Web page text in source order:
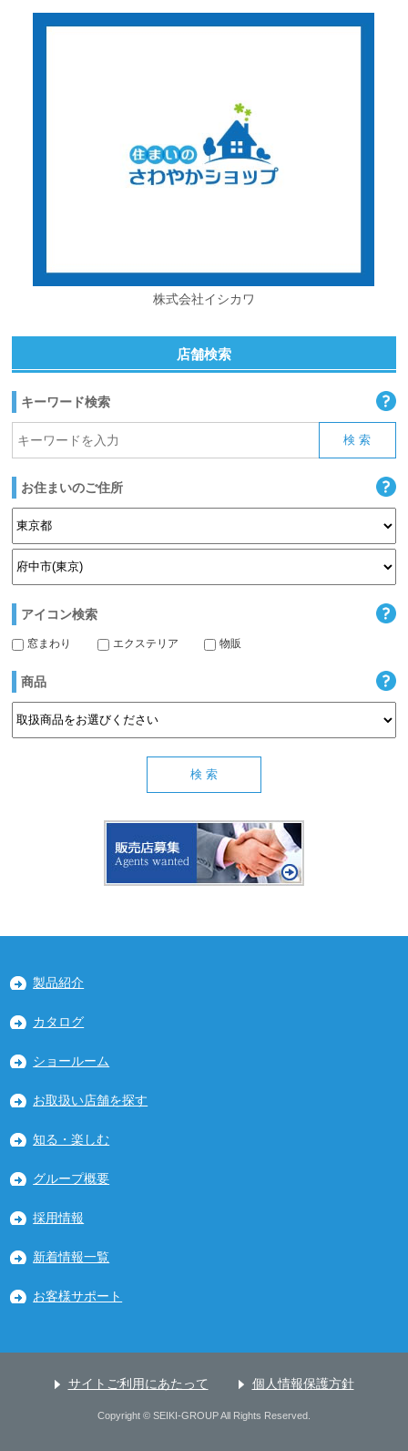
株式会社イシカワ
店舗検索
キーワード検索
お住まいのご住所
アイコン検索
窓まわり エクステリア 物販
商品
製品紹介
カタログ
ショールーム
お取扱い店舗を探す
知る・楽しむ
グループ概要
採用情報
新着情報一覧
お客様サポート
サイトご利用にあたって 個人情報保護方針
Copyright © SEIKI-GROUP All Rights Reserved.